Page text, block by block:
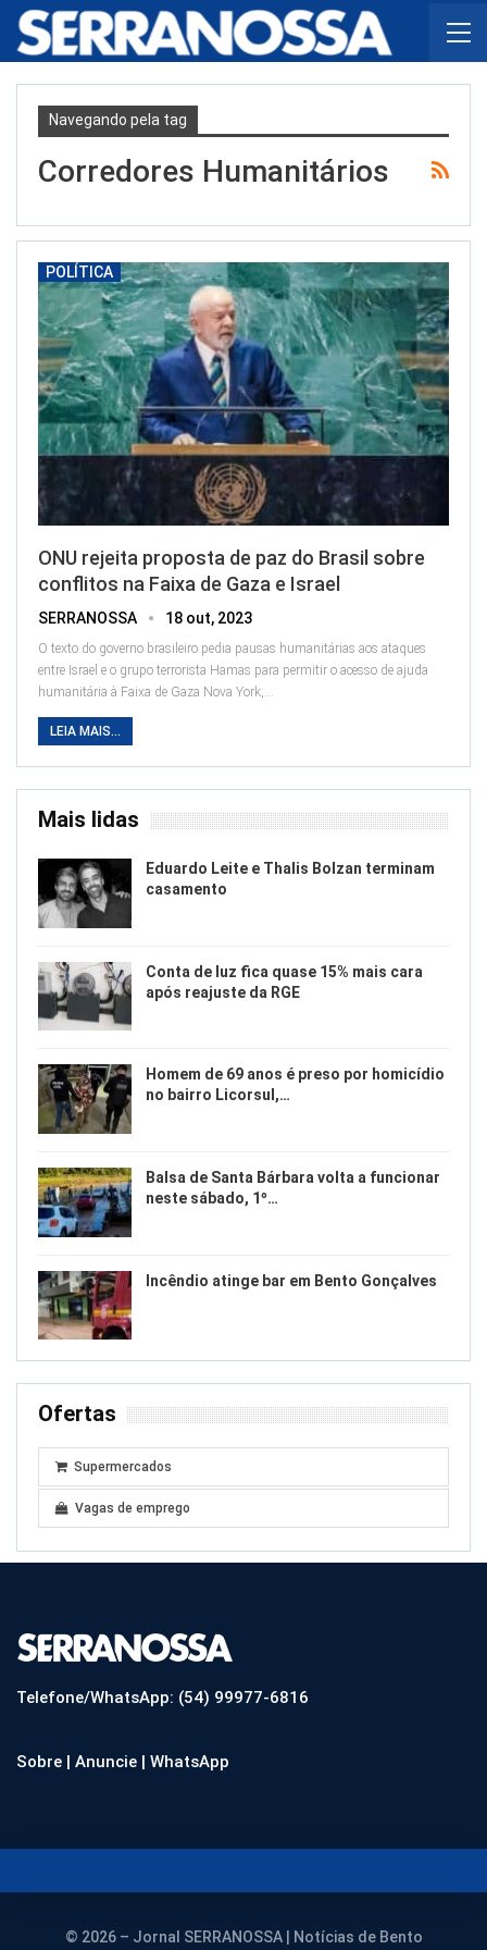
Navegando pela tag
Corredores Humanitários
POLÍTICA
ONU rejeita proposta de paz do Brasil sobre
conflitos na Faixa de Gaza e Israel
SERRANOSSA 18 out, 2023
O texto do governo brasileiro pedia pausas humanitárias aos ataques
entre Israel e o grupo terrorista Hamas para permitir o acesso de ajuda
humanitária à Faixa de Gaza Nova York,…
LEIA MAIS...
Mais lidas
Eduardo Leite e Thalis Bolzan terminam
casamento
Conta de luz fica quase 15% mais cara
após reajuste da RGE
Homem de 69 anos é preso por homicídio
no bairro Licorsul,…
Balsa de Santa Bárbara volta a funcionar
neste sábado, 1º…
Incêndio atinge bar em Bento Gonçalves
Ofertas
Supermercados
Vagas de emprego
Telefone/WhatsApp: (54) 99977-6816
Sobre | Anuncie | WhatsApp
© 2026 – Jornal SERRANOSSA | Notícias de Bento